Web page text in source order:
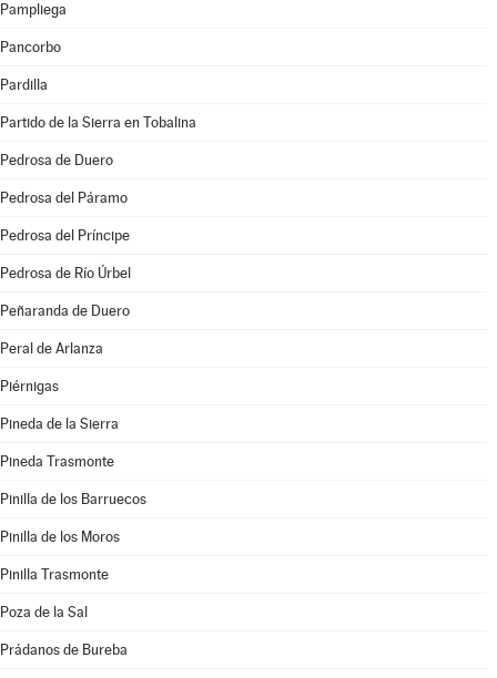
Pampliega
Pancorbo
Pardilla
Partido de la Sierra en Tobalina
Pedrosa de Duero
Pedrosa del Páramo
Pedrosa del Príncipe
Pedrosa de Río Úrbel
Peñaranda de Duero
Peral de Arlanza
Piérnigas
Pineda de la Sierra
Pineda Trasmonte
Pinilla de los Barruecos
Pinilla de los Moros
Pinilla Trasmonte
Poza de la Sal
Prádanos de Bureba